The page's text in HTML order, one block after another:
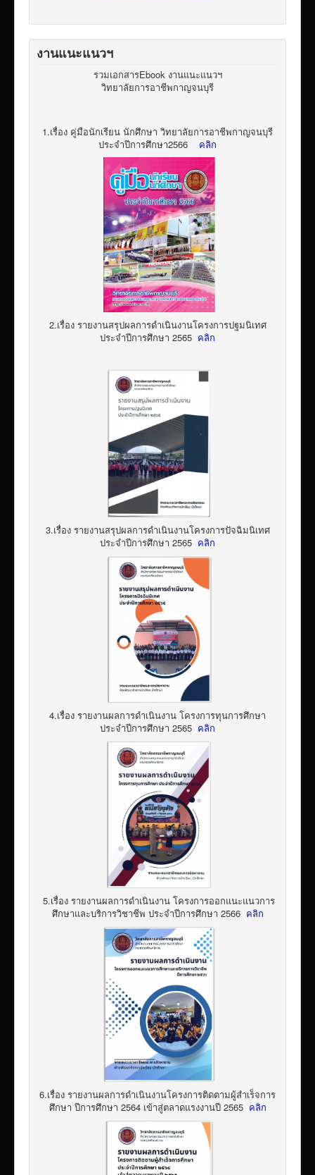
งานแนะแนวฯ
รวมเอกสารEbook งานแนะแนวฯ
วิทยาลัยการอาชีพกาญจนบุรี
1.เรื่อง คู่มือนักเรียน นักศึกษา วิทยาลัยการอาชีพกาญจนบุรี
ประจำปีการศึกษา2566
คลิก
2.เรื่อง รายงานสรุปผลการดำเนินงานโครงการปฐมนิเทศ
ประจำปีการศึกษา 2565 คลิก
3.เรื่อง รายงานสรุปผลการดำเนินงานโครงการปัจฉิมนิเทศ
ประจำปีการศึกษา 2565 คลิก
4.เรื่อง รายงานผลการดำเนินงาน โครงการทุนการศึกษา
ประจำปีการศึกษา 2565 คลิก
5.เรื่อง รายงานผลการดำเนินงาน โครงการออกแนะแนวการ
ศึกษาและบริการวิชาชีพ ประจำปีการศึกษา 2566 คลิก
6.เรื่อง รายงานผลการดำเนินงานโครงการติดตามผู้สำเร็จการ
ศึกษา ปีการศึกษา 2564 เข้าสู่ตลาดแรงงานปี 2565 คลิก